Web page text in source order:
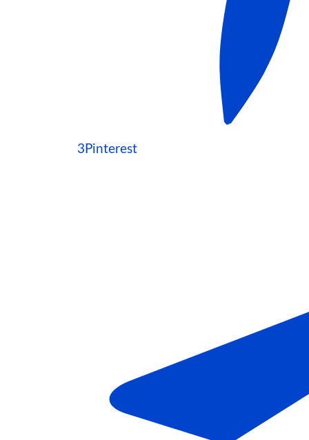
3 Pinterest